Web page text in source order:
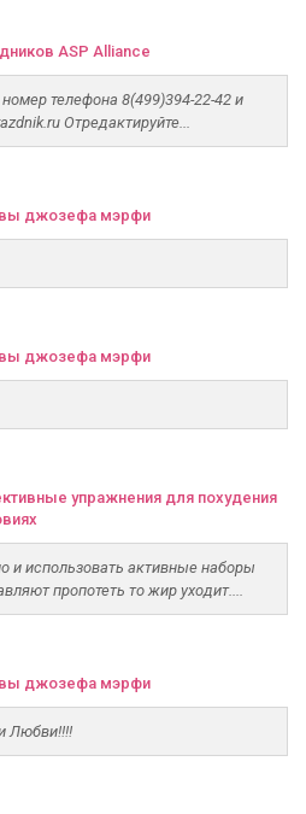
ASP Alliance
телефона 8(499)394-22-42 и
Отредактируйте...
джозефа мэрфи
джозефа мэрфи
упражнения для похудения
и использовать активные наборы
пропотеть то жир уходит....
джозефа мэрфи
Любви!!!!